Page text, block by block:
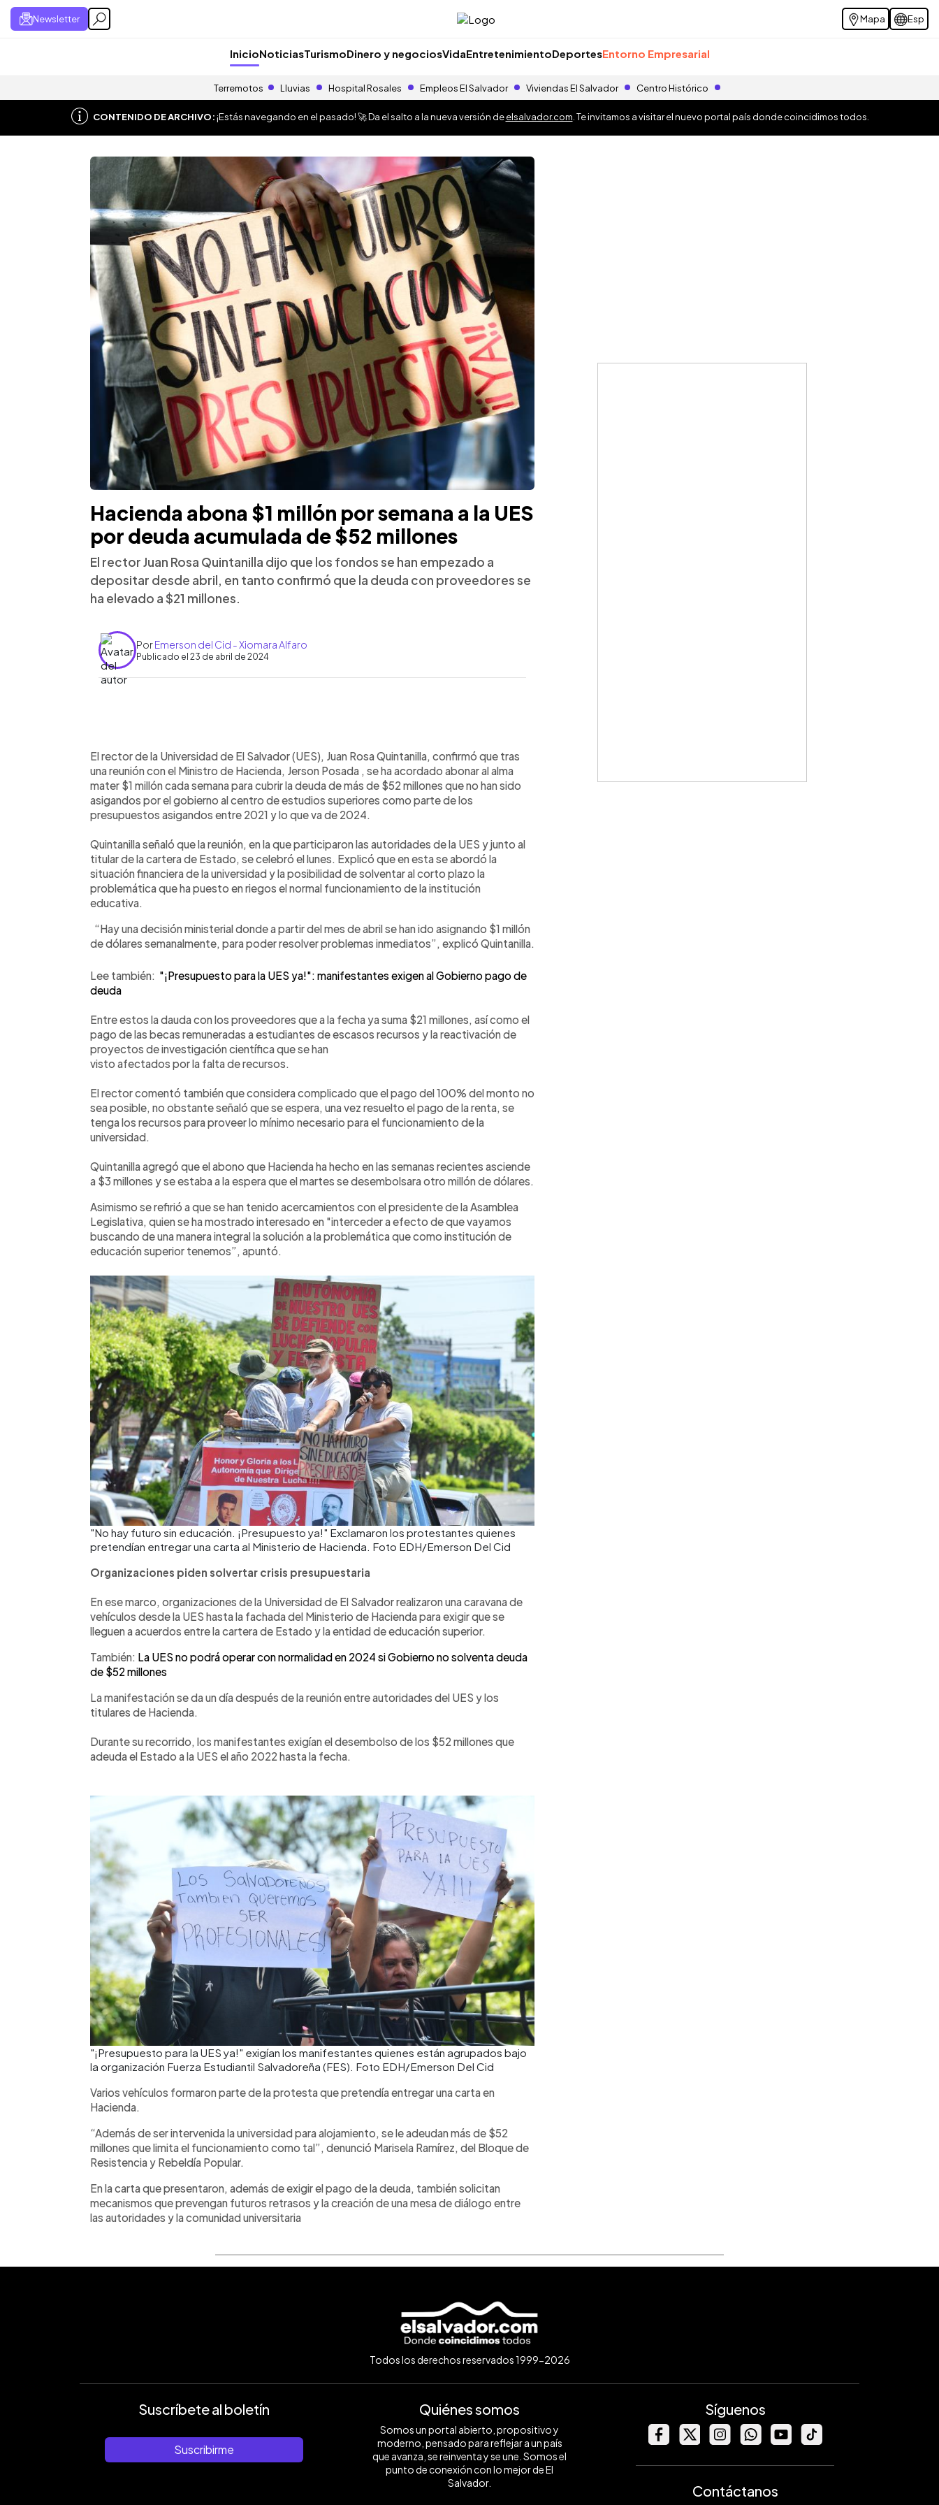
Newsletter Mapa Esp
InicioNoticiasTurismoDinero y negociosVidaEntretenimientoDeportesEntorno Empresarial
Terremotos Lluvias Hospital Rosales Empleos El Salvador Viviendas El Salvador Centro Histórico
CONTENIDO DE ARCHIVO:¡Estás navegando en el pasado! 🚀 Da el salto a la nueva versión deelsalvador.com . Te invitamos a visitar el nuevo portal país donde coincidimos todos.
Hacienda abona $1 millón por semana a la UES
por deuda acumulada de $52 millones
El rector Juan Rosa Quintanilla dijo que los fondos se han empezado a
depositar desde abril, en tanto confirmó que la deuda con proveedores se
ha elevado a $21 millones.
PorEmerson del Cid - Xiomara Alfaro
Publicado el 23 de abril de 2024
El rector de la Universidad de El Salvador (UES), Juan Rosa Quintanilla, confirmó que tras
una reunión con el Ministro de Hacienda, Jerson Posada , se ha acordado abonar al alma
mater $1 millón cada semana para cubrir la deuda de más de $52 millones que no han sido
asigandos por el gobierno al centro de estudios superiores como parte de los
presupuestos asigandos entre 2021 y lo que va de 2024.
Quintanilla señaló que la reunión, en la que participaron las autoridades de la UES y junto al
titular de la cartera de Estado, se celebró el lunes. Explicó que en esta se abordó la
situación financiera de la universidad y la posibilidad de solventar al corto plazo la
problemática que ha puesto en riegos el normal funcionamiento de la institución
educativa.
“Hay una decisión ministerial donde a partir del mes de abril se han ido asignando $1 millón
de dólares semanalmente, para poder resolver problemas inmediatos”, explicó Quintanilla.
Lee también: "¡Presupuesto para la UES ya!": manifestantes exigen al Gobierno pago de
deuda
Entre estos la dauda con los proveedores que a la fecha ya suma $21 millones, así como el
pago de las becas remuneradas a estudiantes de escasos recursos y la reactivación de
proyectos de investigación científica que se han
visto afectados por la falta de recursos.
El rector comentó también que considera complicado que el pago del 100% del monto no
sea posible, no obstante señaló que se espera, una vez resuelto el pago de la renta, se
tenga los recursos para proveer lo mínimo necesario para el funcionamiento de la
universidad.
Quintanilla agregó que el abono que Hacienda ha hecho en las semanas recientes asciende
a $3 millones y se estaba a la espera que el martes se desembolsara otro millón de dólares.
Asimismo se refirió a que se han tenido acercamientos con el presidente de la Asamblea
Legislativa, quien se ha mostrado interesado en "interceder a efecto de que vayamos
buscando de una manera integral la solución a la problemática que como institución de
educación superior tenemos”, apuntó.
"No hay futuro sin educación. ¡Presupuesto ya!" Exclamaron los protestantes quienes
pretendían entregar una carta al Ministerio de Hacienda. Foto EDH/Emerson Del Cid
Organizaciones piden solvertar crisis presupuestaria
En ese marco, organizaciones de la Universidad de El Salvador realizaron una caravana de
vehículos desde la UES hasta la fachada del Ministerio de Hacienda para exigir que se
lleguen a acuerdos entre la cartera de Estado y la entidad de educación superior.
También: La UES no podrá operar con normalidad en 2024 si Gobierno no solventa deuda
de $52 millones
La manifestación se da un día después de la reunión entre autoridades del UES y los
titulares de Hacienda.
Durante su recorrido, los manifestantes exigían el desembolso de los $52 millones que
adeuda el Estado a la UES el año 2022 hasta la fecha.
"¡Presupuesto para la UES ya!" exigían los manifestantes quienes están agrupados bajo
la organización Fuerza Estudiantil Salvadoreña (FES). Foto EDH/Emerson Del Cid
Varios vehículos formaron parte de la protesta que pretendía entregar una carta en
Hacienda.
“Además de ser intervenida la universidad para alojamiento, se le adeudan más de $52
millones que limita el funcionamiento como tal”, denunció Marisela Ramírez, del Bloque de
Resistencia y Rebeldía Popular.
En la carta que presentaron, además de exigir el pago de la deuda, también solicitan
mecanismos que prevengan futuros retrasos y la creación de una mesa de diálogo entre
las autoridades y la comunidad universitaria
Todos los derechos reservados 1999-2026
Suscríbete al boletín
Suscribirme
Quiénes somos
Somos un portal abierto, propositivo y
moderno, pensado para reflejar a un país
que avanza, se reinventa y se une. Somos el
punto de conexión con lo mejor de El
Salvador.
Síguenos
Contáctanos